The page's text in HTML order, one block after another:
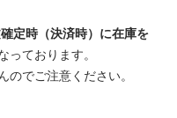
定時（決済時）に在庫を
っております。
のでご注意ください。